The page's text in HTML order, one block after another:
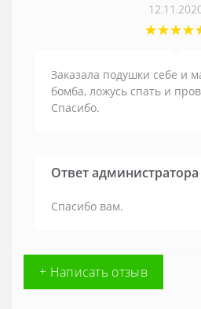
Заказала подушки себе и
бомба, ложусь спать и
Спасибо.
Ответ администратора
Спасибо вам.
+ Написать отзыв